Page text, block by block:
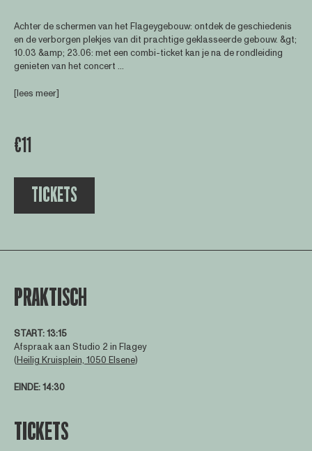
Achter de schermen van het Flageygebouw: ontdek de geschiedenis
en de verborgen plekjes van dit prachtige geklasseerde gebouw. &gt;
10.03 &amp; 23.06: met een combi-ticket kan je na de rondleiding
genieten van het concert ...
[lees meer]
€11
TICKETS
PRAKTISCH
START:13:15
Afspraak aan Studio 2 in Flagey
(Heilig Kruisplein, 1050 Elsene)
EINDE: 14:30
TICKETS